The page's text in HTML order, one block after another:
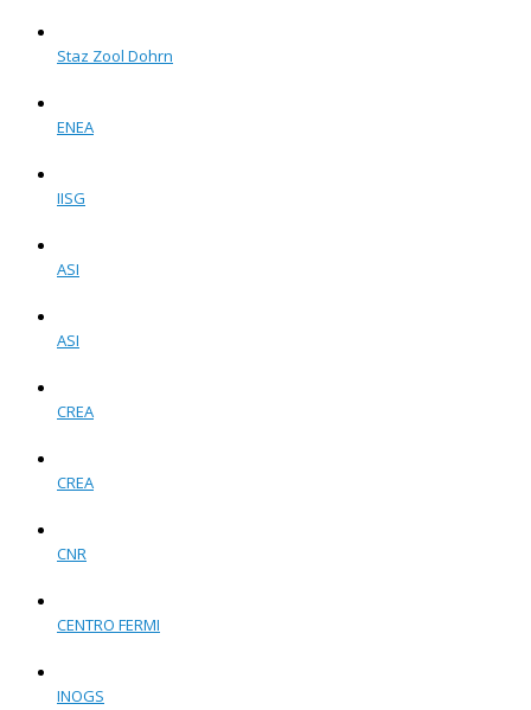
Staz Zool Dohrn
ENEA
IISG
ASI
ASI
CREA
CREA
CNR
CENTRO FERMI
INOGS